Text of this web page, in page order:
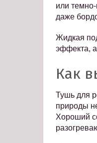
или
даже
Жидкая
эффекта,
Как
Тушь для
природы
Хороший